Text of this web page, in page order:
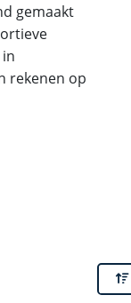
gemaakt
rekenen op